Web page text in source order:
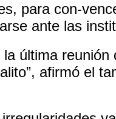
para con-
ante las
última reunión
afirmó el